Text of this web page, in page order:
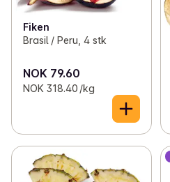
Fiken
Brasil / Peru, 4 stk
NOK 79.60
NOK 318.40 /kg